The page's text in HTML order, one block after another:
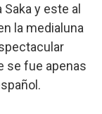
y este al
la medialuna
se fue apenas